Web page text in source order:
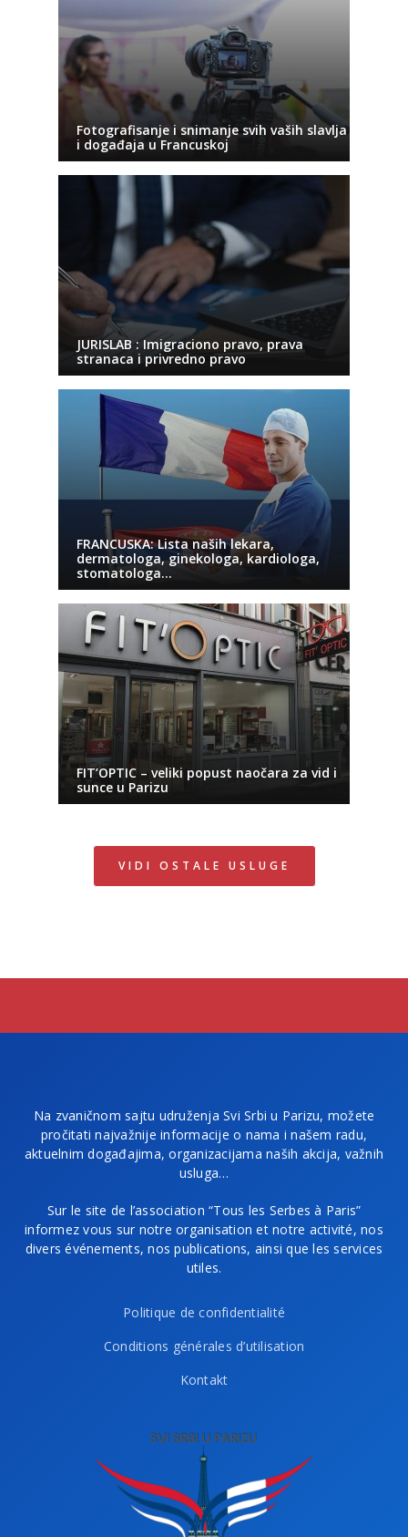
Fotografisanje i snimanje svih vaših slavlja
i događaja u Francuskoj
JURISLAB : Imigraciono pravo, prava
stranaca i privredno pravo
FRANCUSKA: Lista naših lekara,
dermatologa, ginekologa, kardiologa,
stomatologa…
FIT’OPTIC – veliki popust naočara za vid i
sunce u Parizu
VIDI OSTALE USLUGE
Na zvaničnom sajtu udruženja Svi Srbi u Parizu, možete
pročitati najvažnije informacije o nama i našem radu,
aktuelnim događajima, organizacijama naših akcija, važnih
usluga…
Sur le site de l’association “Tous les Serbes à Paris”
informez vous sur notre organisation et notre activité, nos
divers événements, nos publications, ainsi que les services
utiles.
Politique de confidentialité
Conditions générales d’utilisation
Kontakt